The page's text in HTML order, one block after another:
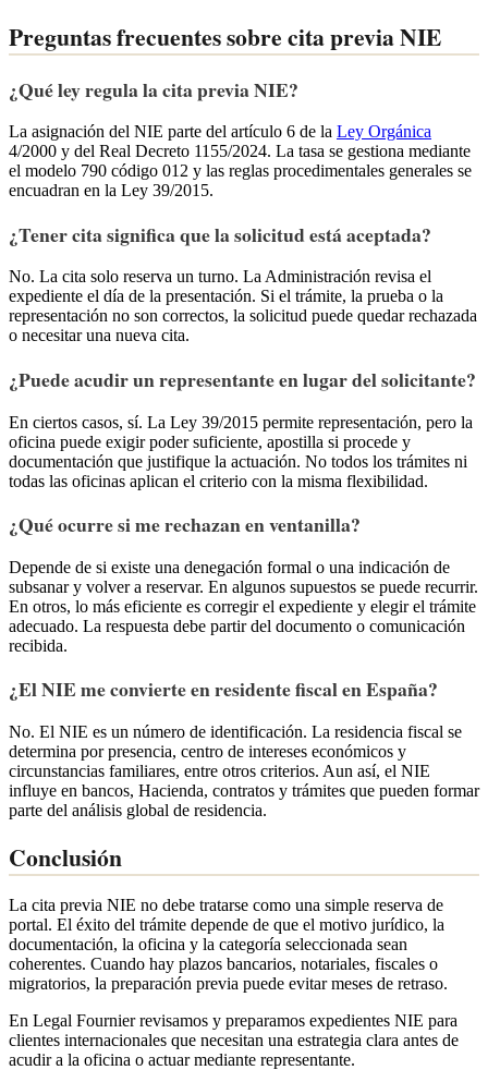
Preguntas frecuentes sobre cita previa NIE
¿Qué ley regula la cita previa NIE?
La asignación del NIE parte del artículo 6 de la Ley Orgánica
4/2000 y del Real Decreto 1155/2024. La tasa se gestiona mediante
el modelo 790 código 012 y las reglas procedimentales generales se
encuadran en la Ley 39/2015.
¿Tener cita significa que la solicitud está aceptada?
No. La cita solo reserva un turno. La Administración revisa el
expediente el día de la presentación. Si el trámite, la prueba o la
representación no son correctos, la solicitud puede quedar rechazada
o necesitar una nueva cita.
¿Puede acudir un representante en lugar del solicitante?
En ciertos casos, sí. La Ley 39/2015 permite representación, pero la
oficina puede exigir poder suficiente, apostilla si procede y
documentación que justifique la actuación. No todos los trámites ni
todas las oficinas aplican el criterio con la misma flexibilidad.
¿Qué ocurre si me rechazan en ventanilla?
Depende de si existe una denegación formal o una indicación de
subsanar y volver a reservar. En algunos supuestos se puede recurrir.
En otros, lo más eficiente es corregir el expediente y elegir el trámite
adecuado. La respuesta debe partir del documento o comunicación
recibida.
¿El NIE me convierte en residente fiscal en España?
No. El NIE es un número de identificación. La residencia fiscal se
determina por presencia, centro de intereses económicos y
circunstancias familiares, entre otros criterios. Aun así, el NIE
influye en bancos, Hacienda, contratos y trámites que pueden formar
parte del análisis global de residencia.
Conclusión
La cita previa NIE no debe tratarse como una simple reserva de
portal. El éxito del trámite depende de que el motivo jurídico, la
documentación, la oficina y la categoría seleccionada sean
coherentes. Cuando hay plazos bancarios, notariales, fiscales o
migratorios, la preparación previa puede evitar meses de retraso.
En Legal Fournier revisamos y preparamos expedientes NIE para
clientes internacionales que necesitan una estrategia clara antes de
acudir a la oficina o actuar mediante representante.